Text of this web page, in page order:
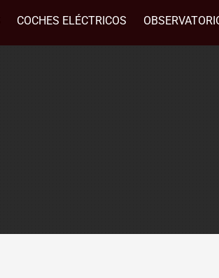
COCHES ELÉCTRICOS